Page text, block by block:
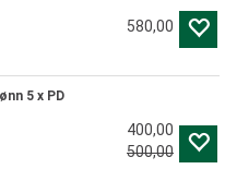
580,00
5 x PD
400,00
500,00